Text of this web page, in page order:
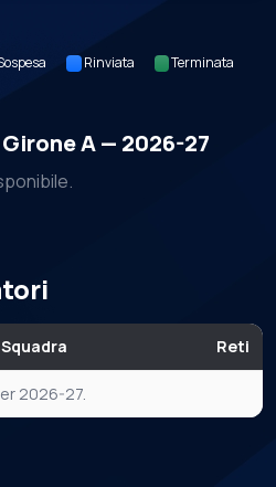
Rinviata Terminata
A — 2026-27
Squadra Reti
2026-27.